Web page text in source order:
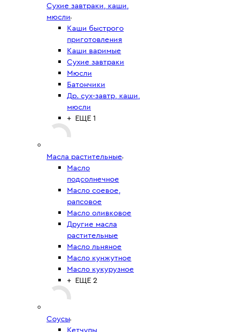
Сухие завтраки, каши,
мюсли
Каши быстрого
приготовления
Каши варимые
Сухие завтраки
Мюсли
Батончики
Др. сух-завтр, каши,
мюсли
+ ЕЩЕ 1
Масла растительные
Масло
подсолнечное
Масло соевое,
рапсовое
Масло оливковое
Другие масла
растительные
Масло льняное
Масло кунжутное
Масло кукурузное
+ ЕЩЕ 2
Соусы
Кетчупы